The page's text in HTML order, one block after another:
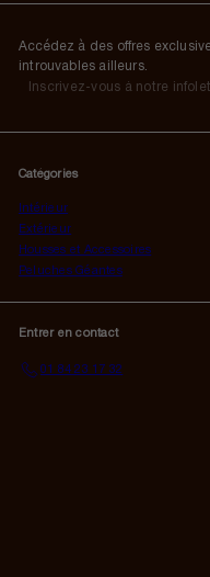
Accédez à des offres
introuvables ailleurs.
S'inscrire
Inscrivez-
notre
Catégories
Intérieur
Extérieur
Housses et Accessoires
Peluches Géantes
Entrer en contact
01 84 23 17 32